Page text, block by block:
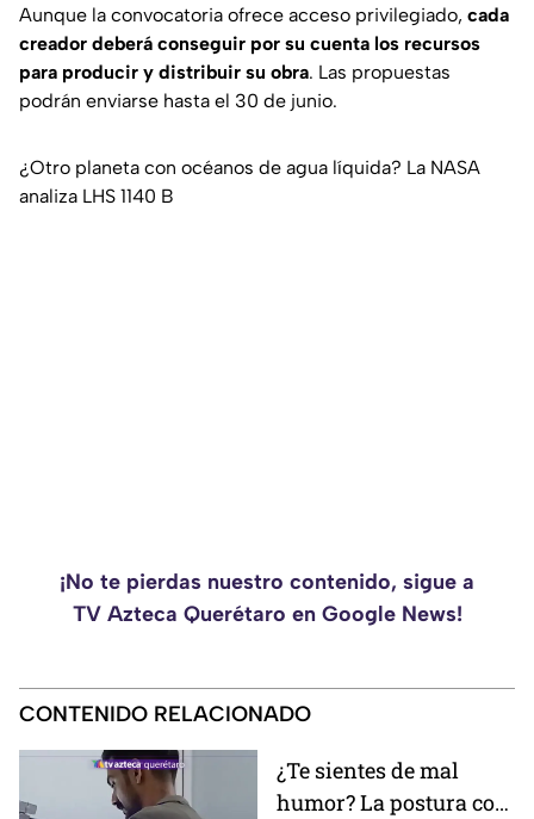
Aunque la convocatoria ofrece acceso privilegiado, cada
creador deberá conseguir por su cuenta los recursos
para producir y distribuir su obra. Las propuestas
podrán enviarse hasta el 30 de junio.
¿Otro planeta con océanos de agua líquida? La NASA
analiza LHS 1140 B
¡No te pierdas nuestro contenido, sigue a
TV Azteca Querétaro en Google News!
CONTENIDO RELACIONADO
¿Te sientes de mal
humor? La postura con